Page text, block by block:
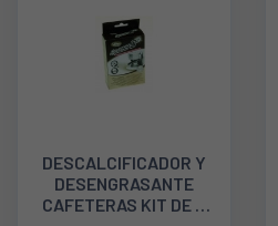
DESCALCIFICADOR Y
DESENGRASANTE
CAFETERAS KIT DE 4